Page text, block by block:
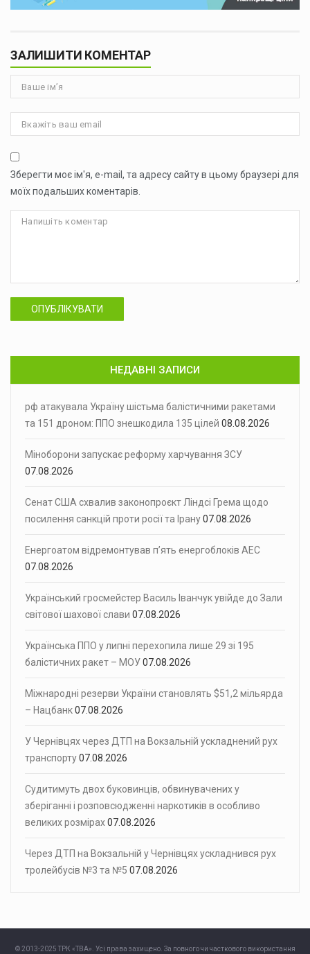
ЗАЛИШИТИ КОМЕНТАР
Зберегти моє ім'я, e-mail, та адресу сайту в цьому браузері для
моїх подальших коментарів.
ОПУБЛІКУВАТИ
НЕДАВНІ ЗАПИСИ
рф атакувала Україну шістьма балістичними ракетами
та 151 дроном: ППО знешкодила 135 цілей 08.08.2026
Міноборони запускає реформу харчування ЗСУ
07.08.2026
Сенат США схвалив законопроєкт Ліндсі Грема щодо
посилення санкцій проти росії та Ірану07.08.2026
Енергоатом відремонтував п’ять енергоблоків АЕС
07.08.2026
Український гросмейстер Василь Іванчук увійде до Зали
світової шахової слави 07.08.2026
Українська ППО у липні перехопила лише 29 зі 195
балістичних ракет – МОУ07.08.2026
Міжнародні резерви України становлять $51,2 мільярда
– Нацбанк07.08.2026
У Чернівцях через ДТП на Вокзальній ускладнений рух
транспорту07.08.2026
Судитимуть двох буковинців, обвинувачених у
зберіганні і розповсюдженні наркотиків в особливо
великих розмірах07.08.2026
Через ДТП на Вокзальній у Чернівцях ускладнився рух
тролейбусів №3 та №5 07.08.2026
© 2013-2025 ТРК «ТВА». Усі права захищено. За повного чи часткового використання